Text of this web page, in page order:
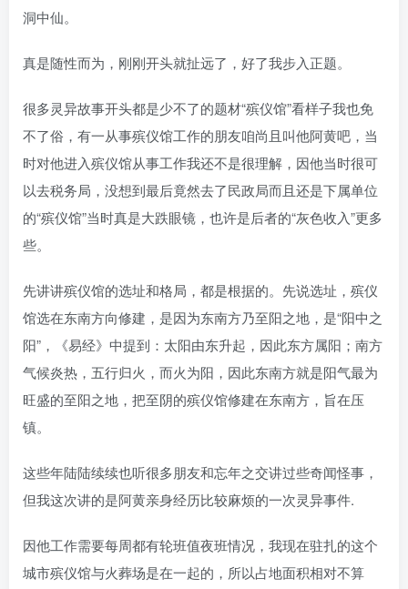
洞中仙。
真是随性而为，刚刚开头就扯远了，好了我步入正题。
很多灵异故事开头都是少不了的题材“殡仪馆”看样子我也免
不了俗，有一从事殡仪馆工作的朋友咱尚且叫他阿黄吧，当
时对他进入殡仪馆从事工作我还不是很理解，因他当时很可
以去税务局，没想到最后竟然去了民政局而且还是下属单位
的“殡仪馆”当时真是大跌眼镜，也许是后者的“灰色收入”更多
些。
先讲讲殡仪馆的选址和格局，都是根据的。先说选址，殡仪
馆选在东南方向修建，是因为东南方乃至阳之地，是“阳中之
阳”，《易经》中提到：太阳由东升起，因此东方属阳；南方
气候炎热，五行归火，而火为阳，因此东南方就是阳气最为
旺盛的至阳之地，把至阴的殡仪馆修建在东南方，旨在压
镇。
这些年陆陆续续也听很多朋友和忘年之交讲过些奇闻怪事，
但我这次讲的是阿黄亲身经历比较麻烦的一次灵异事件.
因他工作需要每周都有轮班值夜班情况，我现在驻扎的这个
城市殡仪馆与火葬场是在一起的，所以占地面积相对不算